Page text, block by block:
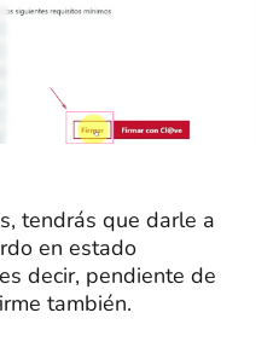
tendrás que darle a
en estado
decir, pendiente de
también.